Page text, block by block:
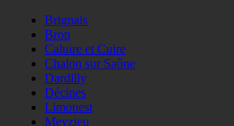
Brignais
Bron
Caluire et Cuire
Chalon sur Saône
Dardilly
Décines
Limonest
Meyzieu